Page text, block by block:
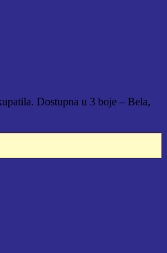
Dostupna u 3 boje – Bela,